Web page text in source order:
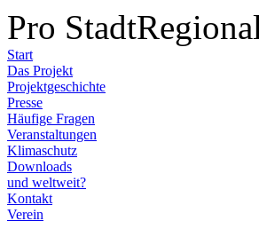
Pro
Start
Das Projekt
Projektgeschichte
Presse
Häufige Fragen
Veranstaltungen
Klimaschutz
Downloads
und weltweit?
Kontakt
Verein